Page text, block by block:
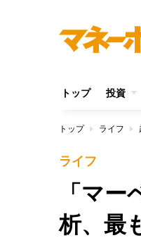
トップ 投資
トップ ライフ
ライフ
「マ
析、最